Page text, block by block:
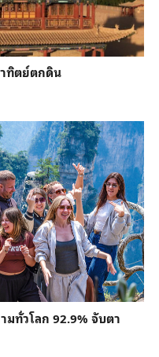
ทิตย์ตกดิน
มทั่วโลก 92.9% จับตา